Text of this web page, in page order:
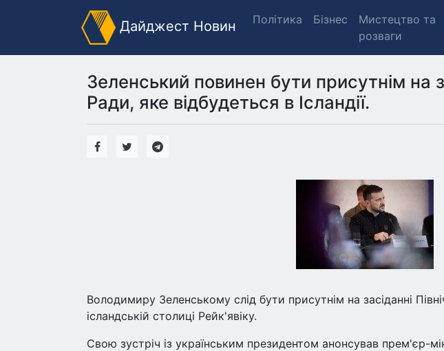
Дайджест Новин Політика Бізнес
Мистецтво та
розваги
Зеленський повинен бути присутнім на
Ради, яке відбудеться в Ісландії.
Володимиру Зеленському слід бути присутнім на засіданні
ісландській столиці Рейк'явіку.
Свою зустріч із українським президентом анонсував прем'єр-